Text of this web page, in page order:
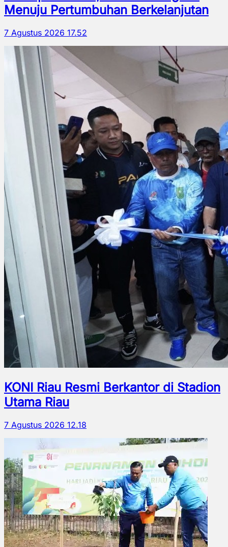
Menuju Pertumbuhan Berkelanjutan
7 Agustus 2026 17.52
KONI Riau Resmi Berkantor di Stadion
Utama Riau
7 Agustus 2026 12.18